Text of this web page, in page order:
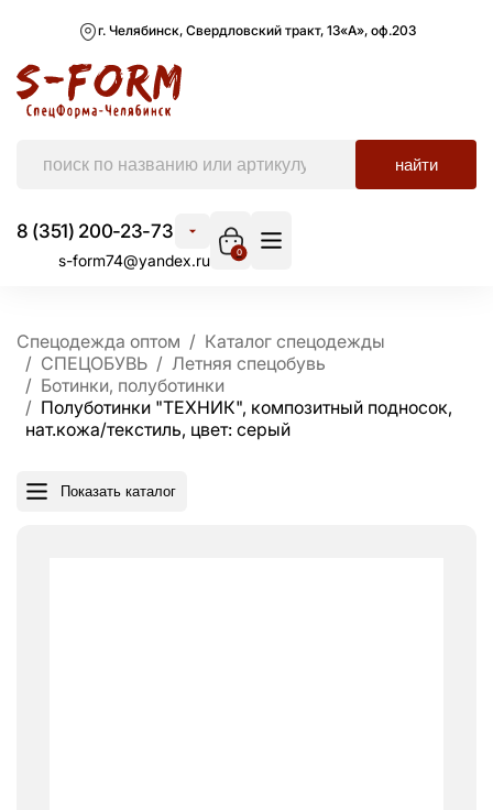
г. Челябинск, Свердловский тракт, 13«А», оф.203
найти
8 (351) 200-23-73
s-form74@yandex.ru 0
Спецодежда оптом
Каталог спецодежды
СПЕЦОБУВЬ
Летняя спецобувь
Ботинки, полуботинки
Полуботинки "ТЕХНИК", композитный подносок,
нат.кожа/текстиль, цвет: серый
Показать каталог